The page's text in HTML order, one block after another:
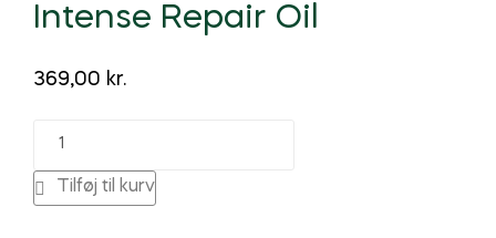
Intense Repair Oil
369,00 kr.
Oil
Tilføj til kurv